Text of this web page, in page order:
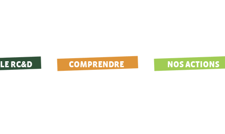
LE RC&D COMPRENDRE NOS ACTIONS